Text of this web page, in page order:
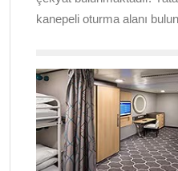
kanepeli oturma alanı